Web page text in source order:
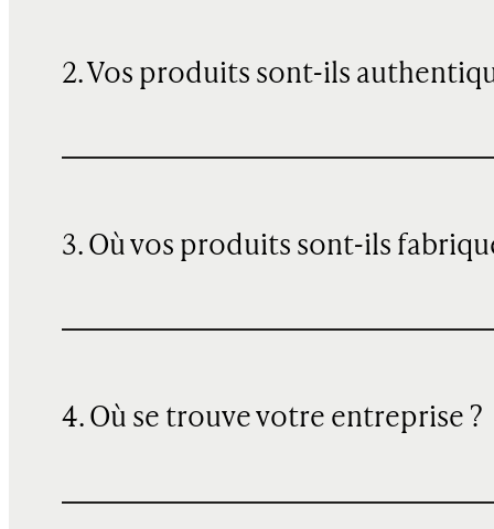
2. Vos produits sont-ils
3. Où vos produits sont-ils
4. Où se trouve votre entreprise ?